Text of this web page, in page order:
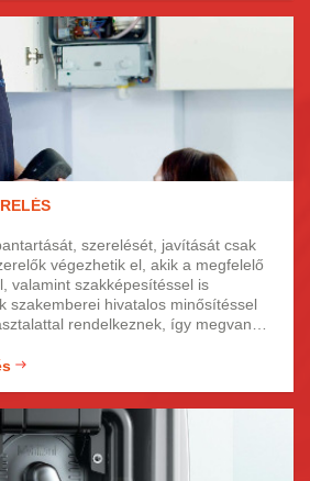
szerelését, javítását csak
végezhetik el, akik a megfelelő
valamint szakképesítéssel is
szakemberei hivatalos minősítéssel
rendelkeznek, így megvan
javításkor vagy